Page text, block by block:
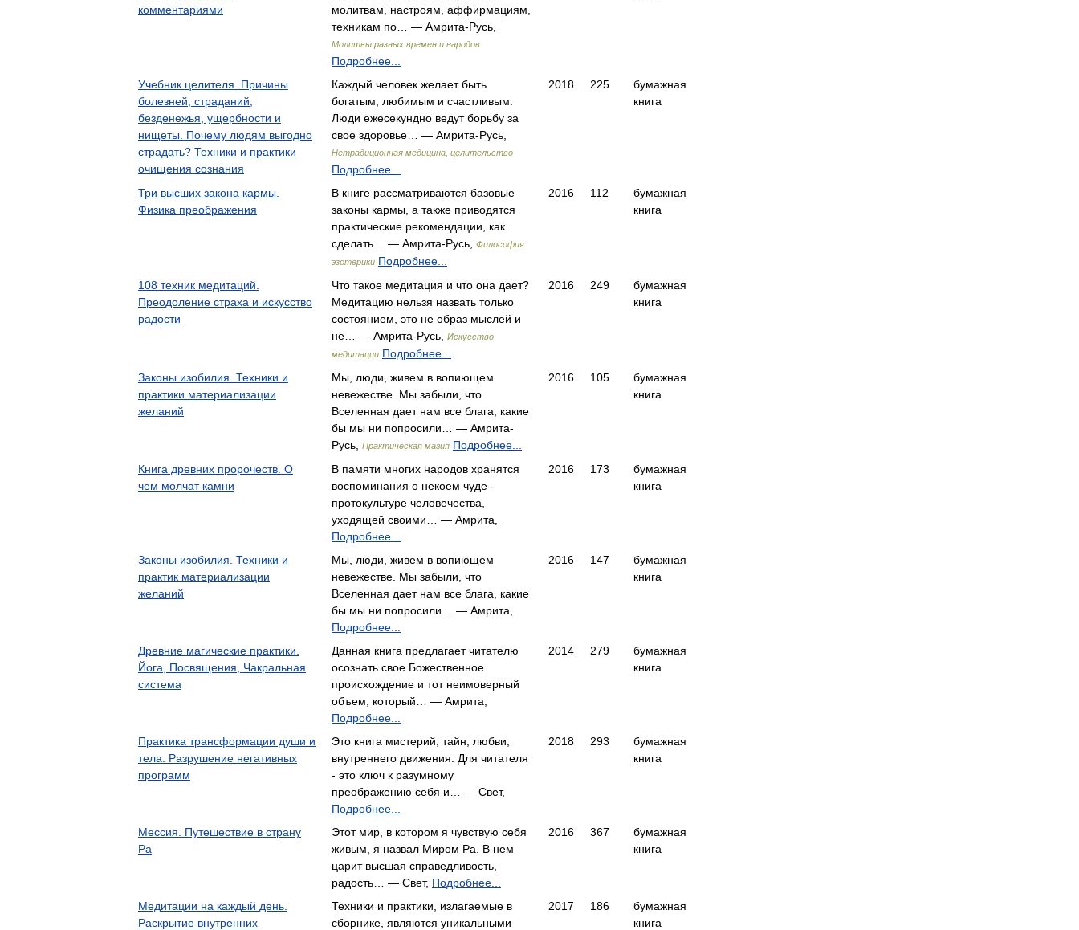
комментариями
молитвам, настроям, аффирмациям,
техникам по… — Амрита-Русь,
Молитвы разных времен и народов
Подробнее...
Учебник целителя. Причины
болезней, страданий,
безденежья, ущербности и
нищеты. Почему людям выгодно
страдать? Техники и практики
очищения сознания
Каждый человек желает быть
богатым, любимым и счастливым.
Люди ежесекундно ведут борьбу за
свое здоровье… — Амрита-Русь,
Нетрадиционная медицина, целительство
Подробнее...
2018 225
бумажная
книга
Три высших закона кармы.
Физика преображения
В книге рассматриваются базовые
законы кармы, а также приводятся
практические рекомендации, как
сделать… — Амрита-Русь,
Философия
эзотерики Подробнее...
2016 112
бумажная
книга
108 техник медитаций.
Преодоление страха и искусство
радости
Что такое медитация и что она дает?
Медитацию нельзя назвать только
состоянием, это не образ мыслей и
не… — Амрита-Русь,
Искусство
медитации Подробнее...
2016 249
бумажная
книга
Законы изобилия. Техники и
практики материализации
желаний
Мы, люди, живем в вопиющем
невежестве. Мы забыли, что
Вселенная дает нам все блага, какие
бы мы ни попросили… — Амрита-
Русь,
Практическая магия Подробнее...
2016 105
бумажная
книга
Книга древних пророчеств. О
чем молчат камни
В памяти многих народов хранятся
воспоминания о некоем чуде -
протокультуре человечества,
уходящей своими… — Амрита,
Подробнее...
2016 173
бумажная
книга
Законы изобилия. Техники и
практик материализации
желаний
Мы, люди, живем в вопиющем
невежестве. Мы забыли, что
Вселенная дает нам все блага, какие
бы мы ни попросили… — Амрита,
Подробнее...
2016 147
бумажная
книга
Древние магические практики.
Йога, Посвящения, Чакральная
система
Данная книга предлагает читателю
осознать свое Божественное
происхождение и тот неимоверный
объем, который… — Амрита,
Подробнее...
2014 279
бумажная
книга
Практика трансформации души и
тела. Разрушение негативных
программ
Это книга мистерий, тайн, любви,
внутреннего движения. Для читателя
- это ключ к разумному
преображению себя и… — Свет,
Подробнее...
2018 293
бумажная
книга
Мессия. Путешествие в страну
Ра
Этот мир, в котором я чувствую себя
живым, я назвал Миром Ра. В нем
царит высшая справедливость,
радость… — Свет, Подробнее...
2016 367
бумажная
книга
Медитации на каждый день.
Раскрытие внутренних
Техники и практики, излагаемые в
сборнике, являются уникальными
2017 186
бумажная
книга